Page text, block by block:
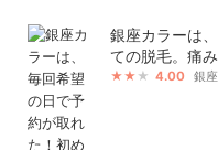
銀座カラーは
ての脱毛。痛
4.00 銀